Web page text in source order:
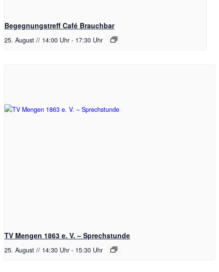
Begegnungstreff Café Brauchbar
25. August // 14:00 Uhr - 17:30 Uhr
TV Mengen 1863 e. V. – Sprechstunde
25. August // 14:30 Uhr - 15:30 Uhr